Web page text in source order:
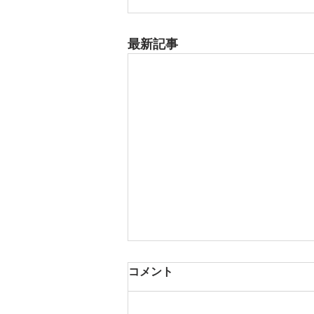
最新記事
8月17日 大府市
夏用ふとんレンタルご予約いただ
コメント